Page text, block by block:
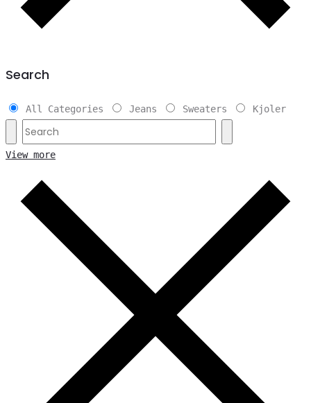
Search
All Categories Jeans Sweaters Kjoler
View more